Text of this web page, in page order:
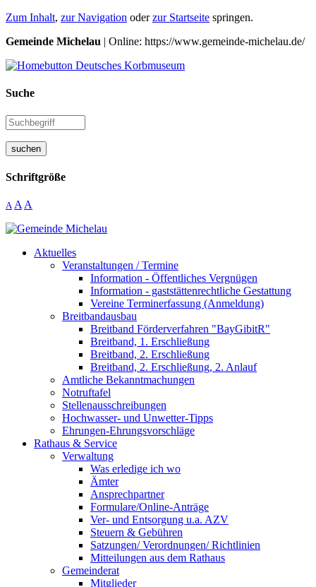
Zum Inhalt, zur Navigation oderzur Startseite springen.
Gemeinde Michelau | Online: https://www.gemeinde-michelau.de/
Suche
suchen
Schriftgröße
A A A
Aktuelles
Veranstaltungen / Termine
Information - Öffentliches Vergnügen
Information - gaststättenrechtliche Gestattung
Vereine Terminerfassung (Anmeldung)
Breitbandausbau
Breitband Förderverfahren "BayGibitR"
Breitband, 1. Erschließung
Breitband, 2. Erschließung
Breitband, 2. Erschließung, 2. Anlauf
Amtliche Bekanntmachungen
Notruftafel
Stellenausschreibungen
Hochwasser- und Unwetter-Tipps
Ehrungen-Ehrungsvorschläge
Rathaus & Service
Verwaltung
Was erledige ich wo
Ämter
Ansprechpartner
Formulare/Online-Anträge
Ver- und Entsorgung u.a. AZV
Steuern & Gebühren
Satzungen/ Verordnungen/ Richtlinien
Mitteilungen aus dem Rathaus
Gemeinderat
Mitglieder